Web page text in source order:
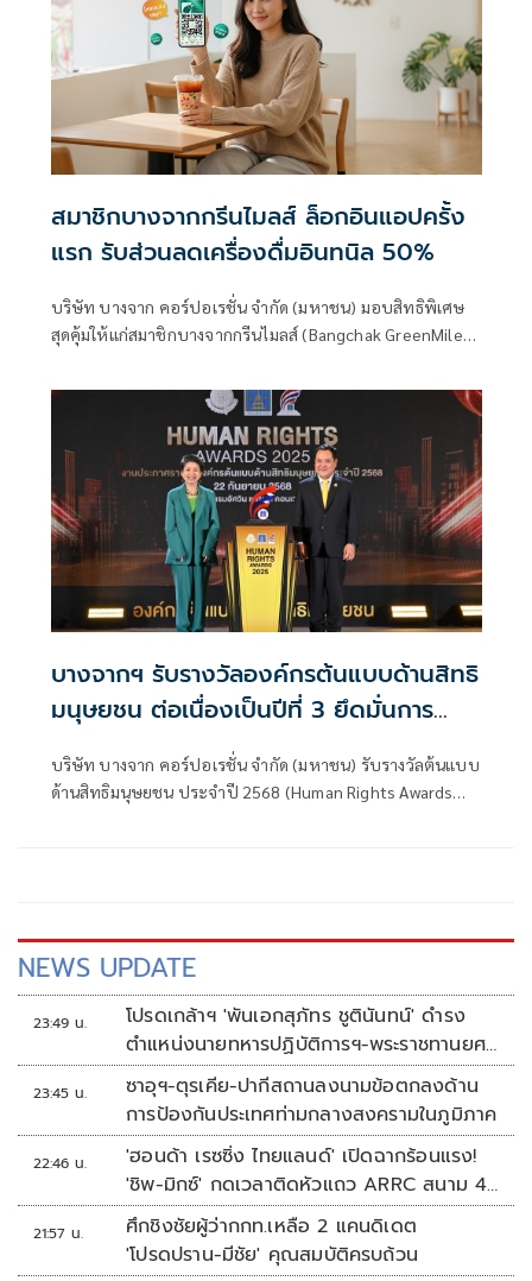
สมาชิกบางจากกรีนไมลส์ ล็อกอินแอปครั้ง
แรก รับส่วนลดเครื่องดื่มอินทนิล 50%
บริษัท บางจาก คอร์ปอเรชั่น จำกัด (มหาชน) มอบสิทธิพิเศษ
สุดคุ้มให้แก่สมาชิกบางจากกรีนไมลส์ (Bangchak GreenMiles)
บางจากและเข้าสู่ระบบสมาชิกครั้งแรก รับทันทีคูปองส่วนลด
50% สำหรับซื้อเครื่องดื่มอินทนิล โดยรับสิทธิ์ได้ในฟีเจอร์
บางจากฯ รับรางวัลองค์กรต้นแบบด้านสิทธิ
มนุษยชน ต่อเนื่องเป็นปีที่ 3 ยึดมั่นการ
ดำเนินธุรกิจบนพื้นฐานแห่งความเคารพ เปิด
กว้าง เท่าเทียม
บริษัท บางจาก คอร์ปอเรชั่น จำกัด (มหาชน) รับรางวัลต้นแบบ
ด้านสิทธิมนุษยชน ประจำปี 2568 (Human Rights Awards
NEWS UPDATE
23:49 น.
โปรดเกล้าฯ 'พันเอกสุภัทร ชูตินันทน์' ดำรง
ตำแหน่งนายทหารปฏิบัติการฯ-พระราชทานยศ
'พลตรี'
23:45 น.
ซาอุฯ-ตุรเคีย-ปากีสถานลงนามข้อตกลงด้าน
การป้องกันประเทศท่ามกลางสงครามในภูมิภาค
22:46 น.
'ฮอนด้า เรซซิ่ง ไทยแลนด์' เปิดฉากร้อนแรง!
'ชิพ-มิกซ์' กดเวลาติดหัวแถว ARRC สนาม 4
ที่มัลดาลิกา
21:57 น.
ศึกชิงชัยผู้ว่ากกท.เหลือ 2 แคนดิเดต
'โปรดปราน-มีชัย' คุณสมบัติครบถ้วน